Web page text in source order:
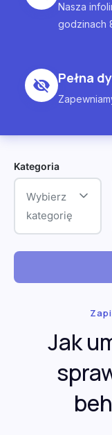
Nasza
godzinach
Pełna
Kategoria
Wybierz
kategorię
Jak